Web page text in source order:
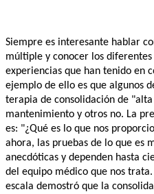
Siempre es interesante hablar
múltiple y conocer los
experiencias que han tenido en
ejemplo de ello es que algunos
terapia de consolidación de
mantenimiento y otros no. La
es: "¿Qué es lo que nos
ahora, las pruebas de lo que es
anecdóticas y dependen hasta
del equipo médico que nos
escala demostró que la